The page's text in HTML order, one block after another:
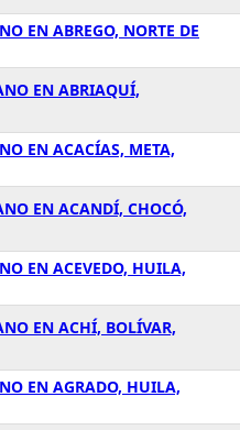
EN ABREGO, NORTE DE
EN ABRIAQUÍ,
EN ACACÍAS, META,
EN ACANDÍ, CHOCÓ,
EN ACEVEDO, HUILA,
EN ACHÍ, BOLÍVAR,
EN AGRADO, HUILA,